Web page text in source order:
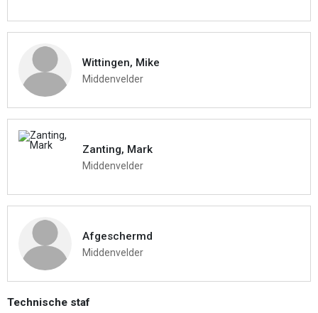
Wittingen, Mike
Middenvelder
Zanting, Mark
Middenvelder
Afgeschermd
Middenvelder
Technische staf